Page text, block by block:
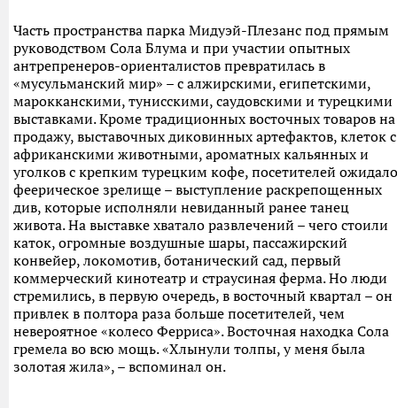
Часть пространства парка Мидуэй-Плезанс под прямым
руководством Сола Блума и при участии опытных
антрепренеров-ориенталистов превратилась в
«мусульманский мир» – с алжирскими, египетскими,
марокканскими, тунисскими, саудовскими и турецкими
выставками. Кроме традиционных восточных товаров на
продажу, выставочных диковинных артефактов, клеток с
африканскими животными, ароматных кальянных и
уголков с крепким турецким кофе, посетителей ожидало
феерическое зрелище – выступление раскрепощенных
див, которые исполняли невиданный ранее танец
живота. На выставке хватало развлечений – чего стоили
каток, огромные воздушные шары, пассажирский
конвейер, локомотив, ботанический сад, первый
коммерческий кинотеатр и страусиная ферма. Но люди
стремились, в первую очередь, в восточный квартал – он
привлек в полтора раза больше посетителей, чем
невероятное «колесо Ферриса». Восточная находка Сола
гремела во всю мощь. «Хлынули толпы, у меня была
золотая жила», – вспоминал он.